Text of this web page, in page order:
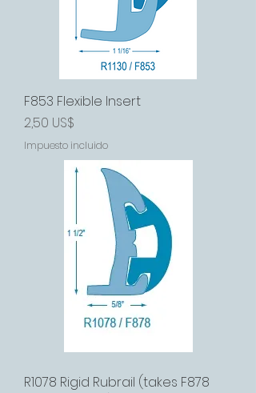
F853 Flexible Insert
Precio
2,50 US$
Impuesto incluido
R1078 Rigid Rubrail (takes F878